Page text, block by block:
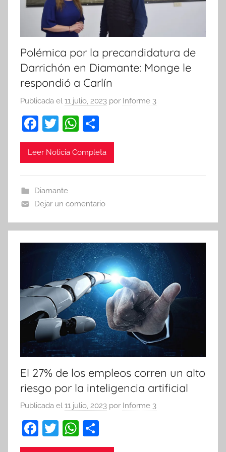
Polémica por la precandidatura de
Darrichón en Diamante: Monge le
respondió a Carlín
Publicada el 11 julio, 2023 por Informe 3
F
a
c
b
o
o
k
T
w
itt
W
h
at
p
p
o
m
tir
Leer Noticia Completa
Diamante
Dejar un comentario
El 27% de los empleos corren un alto
riesgo por la inteligencia artificial
Publicada el 11 julio, 2023 por Informe 3
F
a
T
w
W
h o